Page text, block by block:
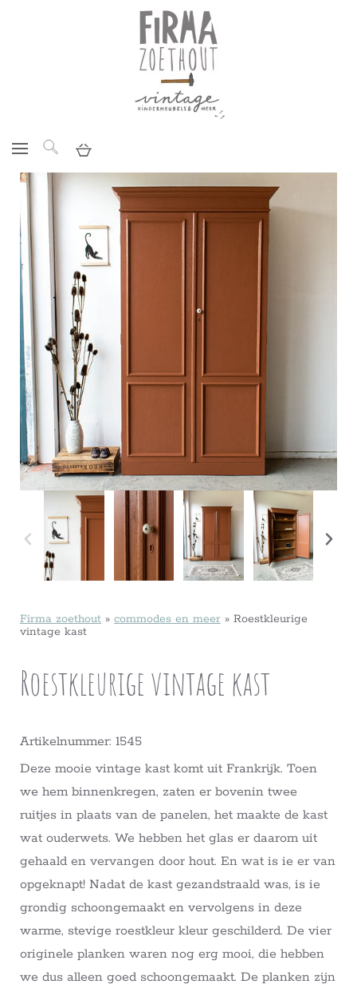
Firma zoethout » commodes en meer » Roestkleurige
vintage kast
Roestkleurige vintage kast
Artikelnummer: 1545
Deze mooie vintage kast komt uit Frankrijk. Toen
we hem binnenkregen, zaten er bovenin twee
ruitjes in plaats van de panelen, het maakte de kast
wat ouderwets. We hebben het glas er daarom uit
gehaald en vervangen door hout. En wat is ie er van
opgeknapt! Nadat de kast gezandstraald was, is ie
grondig schoongemaakt en vervolgens in deze
warme, stevige roestkleur kleur geschilderd. De vier
originele planken waren nog erg mooi, die hebben
we dus alleen goed schoongemaakt. De planken zijn